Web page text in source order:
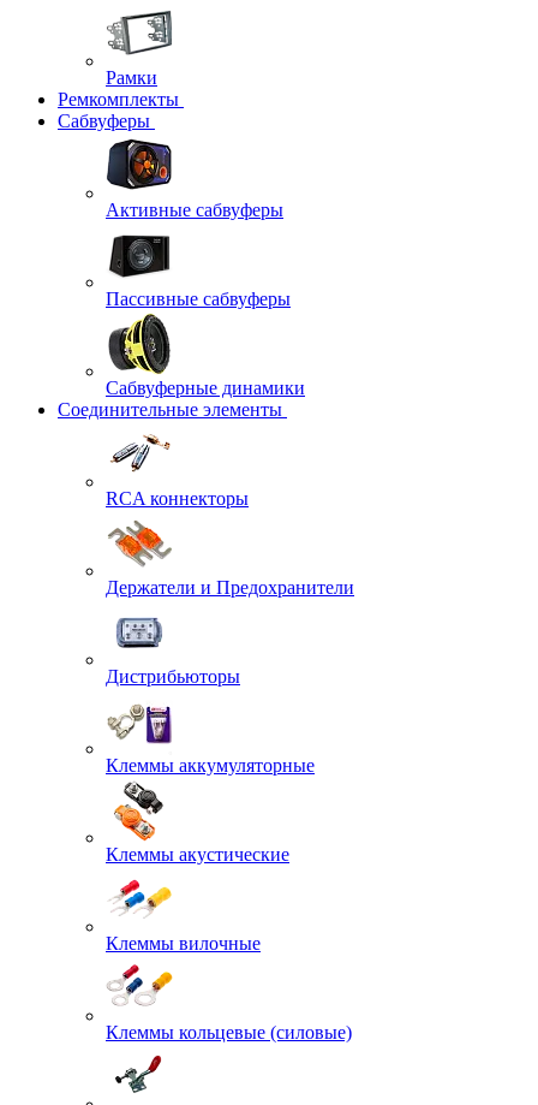
Рамки
Ремкомплекты
Сабвуферы
Активные сабвуферы
Пассивные сабвуферы
Сабвуферные динамики
Соединительные элементы
RCA коннекторы
Держатели и Предохранители
Дистрибьюторы
Клеммы аккумуляторные
Клеммы акустические
Клеммы вилочные
Клеммы кольцевые (силовые)